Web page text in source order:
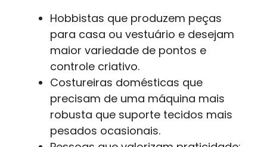
Hobbistas que produzem peças
para casa ou vestuário e desejam
maior variedade de pontos e
controle criativo.
Costureiras domésticas que
precisam de uma máquina mais
robusta que suporte tecidos mais
pesados ocasionais.